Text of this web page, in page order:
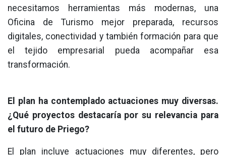
necesitamos herramientas más modernas, una
Oficina de Turismo mejor preparada, recursos
digitales, conectividad y también formación para que
el tejido empresarial pueda acompañar esa
transformación.
El plan ha contemplado actuaciones muy diversas.
¿Qué proyectos destacaría por su relevancia para
el futuro de Priego?
El plan incluye actuaciones muy diferentes, pero